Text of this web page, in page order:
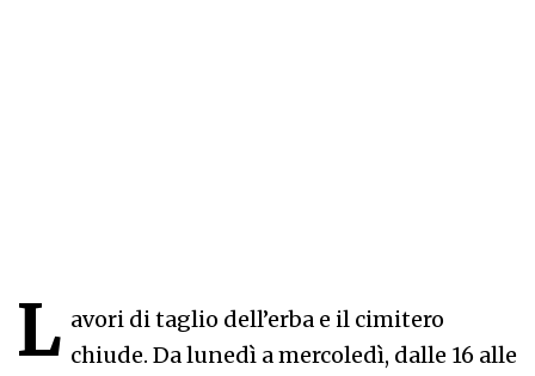
L avori di taglio dell’erba e il cimitero
chiude. Da lunedì a mercoledì, dalle 16 alle